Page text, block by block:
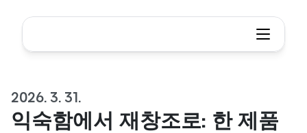
2026. 3. 31.
익숙함에서 재창조로: 한 제품